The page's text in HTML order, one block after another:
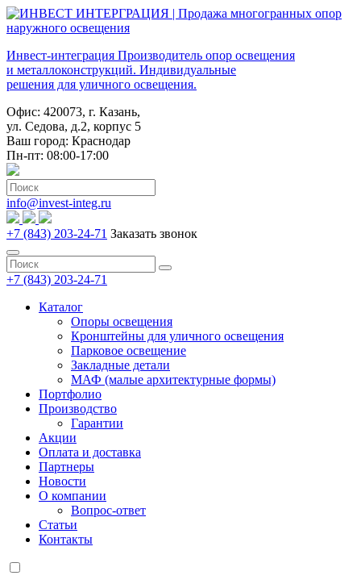
Инвест-интеграция Производитель опор освещения
и металлоконструкций. Индивидуальные
решения для уличного освещения.
Офис: 420073, г. Казань,
ул. Седова, д.2, корпус 5
Ваш город: Краснодар
Пн-пт: 08:00-17:00
info@invest-integ.ru
+7 (843) 203-24-71 Заказать звонок
+7 (843) 203-24-71
Каталог
Опоры освещения
Кронштейны для уличного освещения
Парковое освещение
Закладные детали
МАФ (малые архитектурные формы)
Портфолио
Производство
Гарантии
Акции
Оплата и доставка
Партнеры
Новости
О компании
Вопрос-ответ
Статьи
Контакты